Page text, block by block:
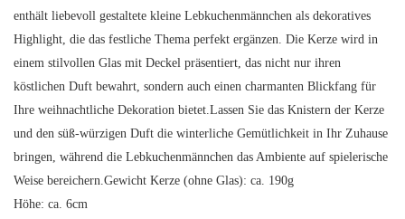
enthält liebevoll gestaltete kleine Lebkuchenmännchen als dekoratives
Highlight, die das festliche Thema perfekt ergänzen. Die Kerze wird in
einem stilvollen Glas mit Deckel präsentiert, das nicht nur ihren
köstlichen Duft bewahrt, sondern auch einen charmanten Blickfang für
Ihre weihnachtliche Dekoration bietet.Lassen Sie das Knistern der Kerze
und den süß-würzigen Duft die winterliche Gemütlichkeit in Ihr Zuhause
bringen, während die Lebkuchenmännchen das Ambiente auf spielerische
Weise bereichern.Gewicht Kerze (ohne Glas): ca. 190g
Höhe: ca. 6cm